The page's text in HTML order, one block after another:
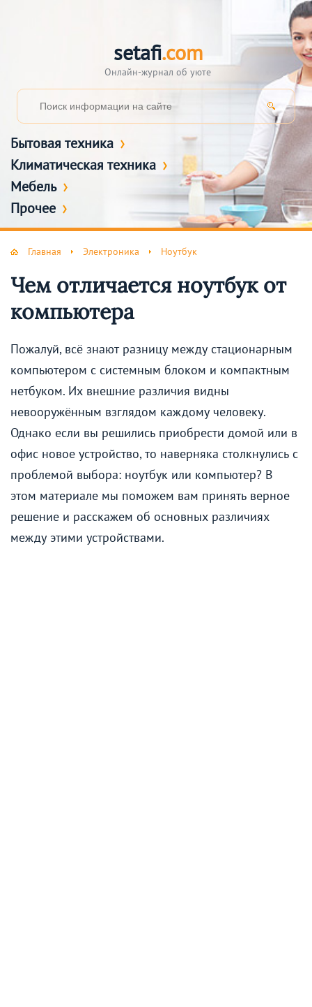
setafi.com
Онлайн-журнал об уюте
Бытовая техника
Климатическая техника
Мебель
Прочее
Главная Электроника Ноутбук
Чем отличается ноутбук от
компьютера
Пожалуй, всё знают разницу между стационарным
компьютером с системным блоком и компактным
нетбуком. Их внешние различия видны
невооружённым взглядом каждому человеку.
Однако если вы решились приобрести домой или в
офис новое устройство, то наверняка столкнулись с
проблемой выбора: ноутбук или компьютер? В
этом материале мы поможем вам принять верное
решение и расскажем об основных различиях
между этими устройствами.